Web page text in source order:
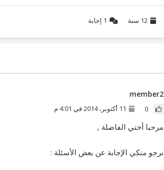
12 سنة 1 إجابة
member2
0 11 أكتوبر، 2014 في 4:01 م
مرحبا أختي الفاضلة ,
نرجو منكي الإجابة عن بعض الأسئلة :